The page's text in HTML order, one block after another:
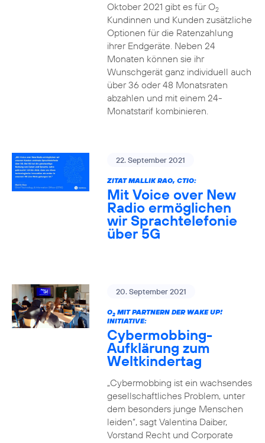
Oktober 2021 gibt es für O2
Kundinnen und Kunden zusätzliche
Optionen für die Ratenzahlung
ihrer Endgeräte. Neben 24
Monaten können sie ihr
Wunschgerät ganz individuell auch
über 36 oder 48 Monatsraten
abzahlen und mit einem 24-
Monatstarif kombinieren.
22. September 2021
ZITAT MALLIK RAO, CTIO:
Mit Voice over New
Radio ermöglichen
wir Sprachtelefonie
über 5G
20. September 2021
O2MIT PARTNERN DER WAKE UP!
INITIATIVE:
Cybermobbing-
Aufklärung zum
Weltkindertag
„Cybermobbing ist ein wachsendes
gesellschaftliches Problem, unter
dem besonders junge Menschen
leiden“, sagt Valentina Daiber,
Vorstand Recht und Corporate